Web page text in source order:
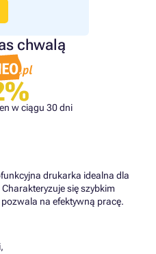
chwalą
w ciągu 30 dni
drukarka idealna dla
się szybkim
na efektywną pracę.